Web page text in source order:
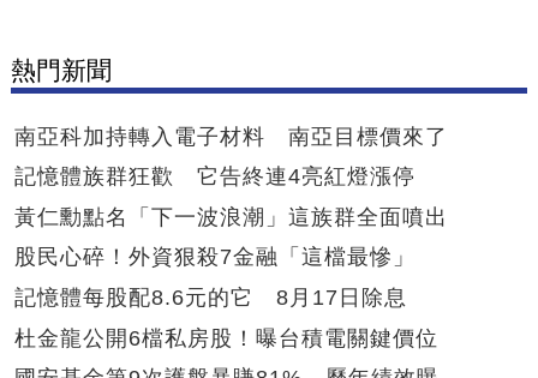
熱門新聞
南亞科加持轉入電子材料 南亞目標價來了
記憶體族群狂歡 它告終連4亮紅燈漲停
黃仁勳點名「下一波浪潮」這族群全面噴出
股民心碎！外資狠殺7金融「這檔最慘」
記憶體每股配8.6元的它 8月17日除息
杜金龍公開6檔私房股！曝台積電關鍵價位